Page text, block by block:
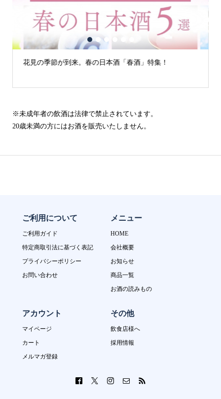
日本酒「春酒」特集！ 古城の街「犬山」の日本酒
1 2 3 5
※未成年者の飲酒は法律で禁止されています。
20歳未満の方にはお酒を販売いたしません。
ご利用について
ご利用ガイド
特定商取引法に基づく表記
プライバシーポリシー
お問い合わせ
メニュー
HOME
会社概要
お知らせ
商品一覧
お酒の読みもの
アカウント
マイページ
カート
メルマガ登録
その他
飲食店様へ
採用情報